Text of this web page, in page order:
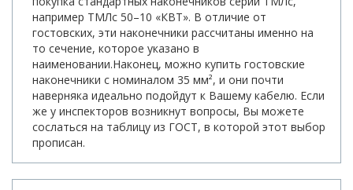
например ТМЛс 50–10 «КВТ». В отличие от
гостовских, эти наконечники рассчитаны именно на
то сечение, которое указано в
наименовании.Наконец, можно купить гостовские
наконечники с номиналом 35 мм², и они почти
наверняка идеально подойдут к Вашему кабелю. Если
же у инспекторов возникнут вопросы, Вы можете
сослаться на таблицу из ГОСТ, в которой этот выбор
прописан.